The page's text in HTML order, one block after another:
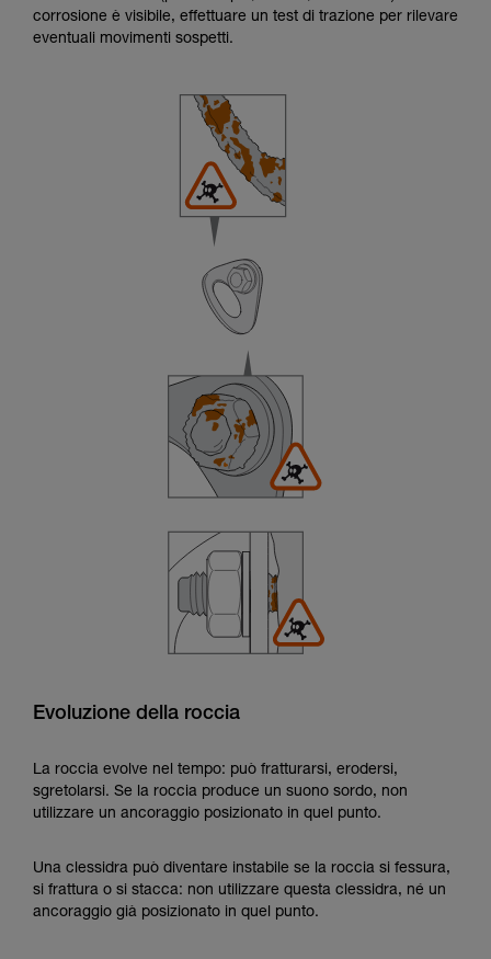
corrosione è visibile, effettuare un test di trazione per rilevare
eventuali movimenti sospetti.
Evoluzione della roccia
La roccia evolve nel tempo: può fratturarsi, erodersi,
sgretolarsi. Se la roccia produce un suono sordo, non
utilizzare un ancoraggio posizionato in quel punto.
Una clessidra può diventare instabile se la roccia si fessura,
si frattura o si stacca: non utilizzare questa clessidra, né un
ancoraggio già posizionato in quel punto.